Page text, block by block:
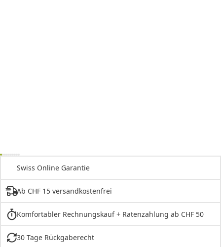
Swiss Online Garantie
Ab CHF 15 versandkostenfrei
Komfortabler Rechnungskauf + Ratenzahlung ab CHF 50
30 Tage Rückgaberecht